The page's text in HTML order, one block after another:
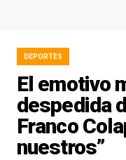
DEPORTES
El emotivo
despedida
Franco
nuestros”